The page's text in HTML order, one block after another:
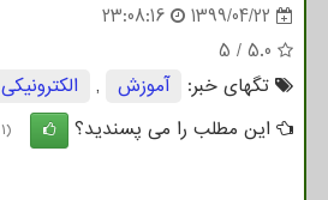
1399/04/22
23:08:16
5.0
/
5
تگهای خبر:
آموزش , الكترونیكی
این مطلب را می پسندید؟
(1)